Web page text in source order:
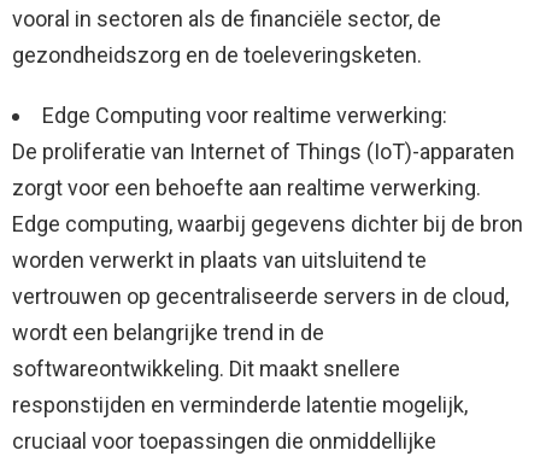
vooral in sectoren als de financiële sector, de
gezondheidszorg en de toeleveringsketen.
Edge Computing voor realtime verwerking:
De proliferatie van Internet of Things (IoT)-apparaten
zorgt voor een behoefte aan realtime verwerking.
Edge computing, waarbij gegevens dichter bij de bron
worden verwerkt in plaats van uitsluitend te
vertrouwen op gecentraliseerde servers in de cloud,
wordt een belangrijke trend in de
softwareontwikkeling. Dit maakt snellere
responstijden en verminderde latentie mogelijk,
cruciaal voor toepassingen die onmiddellijke